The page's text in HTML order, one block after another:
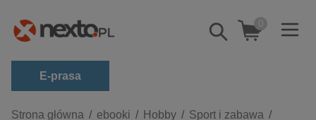
Pokaż/schowaj
wyszukiwarkę
0
E-prasa
Kategorie
Strona główna ebooki Hobby
Sport i zabawa